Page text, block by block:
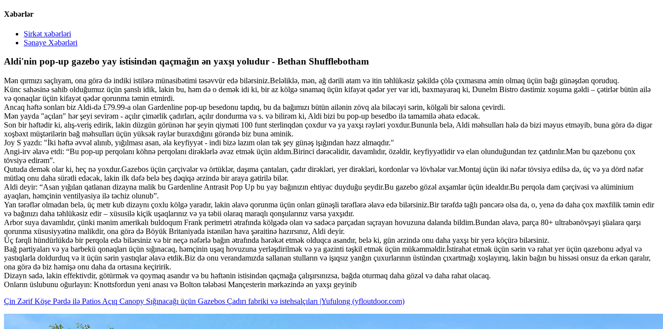
Xəbərlər
Şirkət xəbərləri
Sənaye Xəbərləri
Aldi'nin pop-up gazebo yay istisindən qaçmağın ən yaxşı yoludur - Bethan Shufflebotham
Mən qırmızı saçlıyam, ona görə də indiki istilərə münasibətimi təsəvvür edə bilərsiniz.Beləliklə, mən, ağ dərili atam və itin təhlükəsiz şəkildə çölə çıxmasına əmin olmaq üçün bağı günəşdən qoruduq.
Künc sahəsinə sahib olduğumuz üçün şanslı idik, lakin bu, həm də o demək idi ki, bir az kölgə sınamaq üçün kifayət qədər yer var idi, baxmayaraq ki, Dunelm Bistro dəstimiz xoşuma gəldi – çətirlər bütün ailə
və qonaqlar üçün kifayət qədər qorunma təmin etmirdi.
Ancaq həftə sonları biz Aldi-də £79.99-a olan Gardenline pop-up besedonu tapdıq, bu da bağımızı bütün ailənin zövq ala biləcəyi sərin, kölgəli bir salona çevirdi.
Mən yayda "açılan" hər şeyi sevirəm - açılır çimərlik çadırları, açılır dondurma və s. və bilirəm ki, Aldi bizi bu pop-up besedbo ilə tamamilə əhatə edəcək.
Son bir həftədir ki, alış-veriş edirik, lakin düzgün görünən hər şeyin qiyməti 100 funt sterlinqdən çoxdur və ya yaxşı rəyləri yoxdur.Bununla belə, Aldi məhsulları hələ də bizi məyus etməyib, buna görə də digər
xoşbəxt müştərilərin bağ məhsulları üçün yüksək rəylər buraxdığını görəndə biz buna əminik.
Joy S yazdı: "İki həftə əvvəl alınıb, yığılması asan, əla keyfiyyət - indi bizə lazım olan tək şey günəş işığından həzz almaqdır."
Angi-irv əlavə etdi: “Bu pop-up perqolanı köhnə perqolanı dirəklərlə əvəz etmək üçün aldım.Birinci dərəcəlidir, davamlıdır, özəldir, keyfiyyətlidir və elan olunduğundan tez çatdırılır.Mən bu qazebonu çox
tövsiyə edirəm”.
Qutuda demək olar ki, heç nə yoxdur.Gazebos üçün çərçivələr və örtüklər, daşıma çantaları, çadır dirəkləri, yer dirəkləri, kordonlar və lövhələr var.Montaj üçün iki nəfər tövsiyə edilsə də, üç və ya dörd nəfər
mütləq onu daha sürətli edəcək, lakin ilk dəfə belə beş dəqiqə ərzində bir araya gətirilə bilər.
Aldi deyir: “Asan yığılan qatlanan dizayna malik bu Gardenline Antrasit Pop Up bu yay bağınızın ehtiyac duyduğu şeydir.Bu gazebo gözəl axşamlar üçün idealdır.Bu perqola dam çərçivəsi və alüminium
ayaqları, həmçinin ventilyasiya ilə təchiz olunub”.
Yan tərəflər olmadan belə, üç metr kub dizaynı çoxlu kölgə yaradır, lakin əlavə qorunma üçün onları günəşli tərəflərə əlavə edə bilərsiniz.Bir tərəfdə tağlı pəncərə olsa da, o, yenə də daha çox məxfilik təmin edir
və bağınızı daha təhlükəsiz edir – xüsusilə kiçik uşaqlarınız və ya təbii olaraq maraqlı qonşularınız varsa yaxşıdır.
Arbor suya davamlıdır, çünki mənim amerikalı buldoqum Frank perimetri ətrafında kölgədə olan və sadəcə parçadan sıçrayan hovuzuna dalanda bildim.Bundan əlavə, parça 80+ ultrabənövşəyi şüalara qarşı
qorunma xüsusiyyətinə malikdir, ona görə də Böyük Britaniyada istənilən hava şəraitinə hazırsınız, Aldi deyir.
Üç fərqli hündürlükdə bir perqola edə bilərsiniz və bir neçə nəfərlə bağın ətrafında hərəkət etmək olduqca asandır, belə ki, gün ərzində onu daha yaxşı bir yerə köçürə bilərsiniz.
Bağ partiyaları və ya barbekü qonaqları üçün sığınacaq, həmçinin uşaq hovuzuna yerləşdirilmək və ya gəzinti təşkil etmək üçün mükəmməldir.İstirahət etmək üçün sərin və rahat yer üçün qazebonu ədyal və
yastıqlarla doldurduq və it üçün sərin yastıqlar əlavə etdik.Biz də onu verandamızda sallanan stulların və işıqsız yanğın çuxurlarının üstündən çıxartmağı xoşlayırıq, lakin bağın bu hissəsi onsuz da erkən qaralır,
ona görə də biz həmişə onu daha da ortasına keçiririk.
Dizayn sadə, lakin effektivdir, götürmək və qoymaq asandır və bu həftənin istisindən qaçmağa çalışırsınızsa, bağda oturmaq daha gözəl və daha rahat olacaq.
Onların üslubunu oğurlayın: Knottsfordun yeni anası və Bolton tələbəsi Mançesterin mərkəzində ən yaxşı geyinib
Çin Zərif Köşe Pərdə ilə Patios Açıq Canopy Sığınacağı üçün Gazebos Çadırı fabriki və istehsalçıları |Yufulong (yfloutdoor.com)